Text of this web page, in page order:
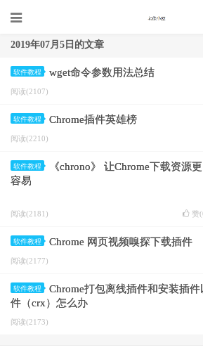
2019年07月5日的文章
软件教程 wget命令参数用法总结
阅读(2107)
软件教程 Chrome插件英雄榜
阅读(2210)
软件教程
《chrono》 让Chrome下载资源更
容易
阅读(2181) 赞(
软件教程 Chrome 网页视频嗅探下载插件
阅读(2177)
软件教程
Chrome打包离线插件和安装插
件（crx）怎么办
阅读(2173)